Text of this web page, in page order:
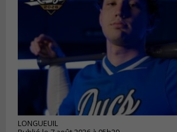
LONGUEUIL